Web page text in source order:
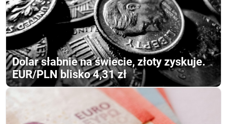
Dolar słabnie na świecie, złoty zyskuje.
EUR/PLN blisko 4,31 zł